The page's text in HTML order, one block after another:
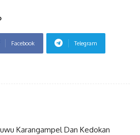
Facebook Telegram
Karangampel Dan Kedokan